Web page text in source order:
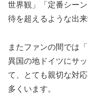
世界観」「定番シー
待を超えるような出
またファンの間では
異国の地ドイツにサ
て、とても親切な対
多くいます。